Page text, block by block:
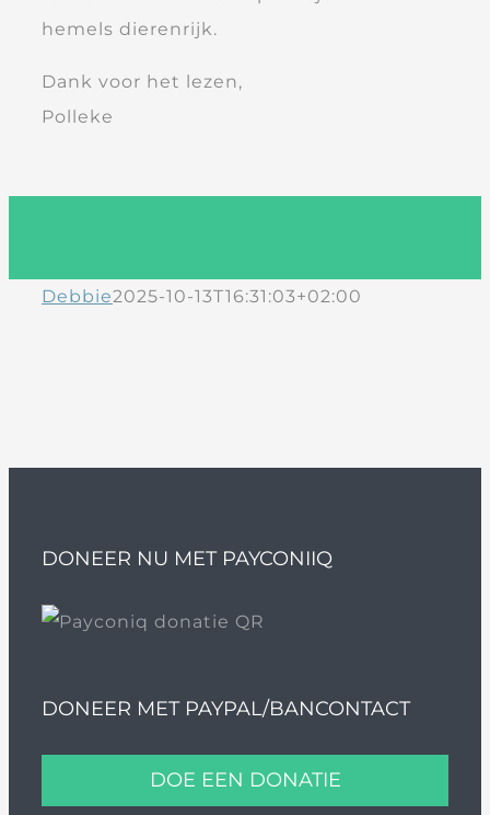
hemels dierenrijk.
Dank voor het lezen,
Polleke
Debbie2025-10-13T16:31:03+02:00
DONEER NU MET PAYCONIIQ
DONEER MET PAYPAL/BANCONTACT
DOE EEN DONATIE